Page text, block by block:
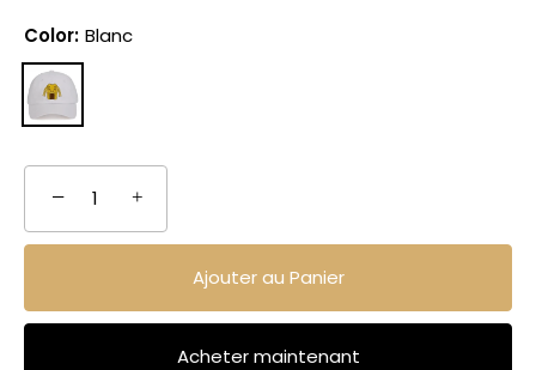
Color: Blanc
− +
Ajouter au Panier
Acheter maintenant